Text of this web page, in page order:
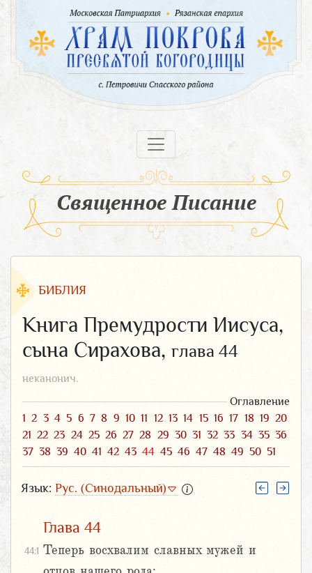
Священное Писание
БИБЛИЯ
Книга Премудрости Иисуса,
сына Сирахова, глава 44
неканонич.
Оглавление
1 2 3 4 5 6 7 8 9 10 11 12 13 14 15 16 17 18 19 20
21 22 23 24 25 26 27 28 29 30 31 32 33 34 35 36
37 38 39 40 41 42 43 44 45 46 47 48 49 50 51
Язык: Рус. (Синодальный)
Глава 44
44:1 Теперь восхвалим славных мужей и